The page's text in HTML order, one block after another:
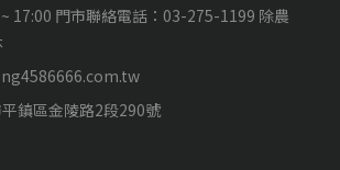
17:00 門市聯絡電話：03-275-1199 除農
鎮區金陵路2段290號